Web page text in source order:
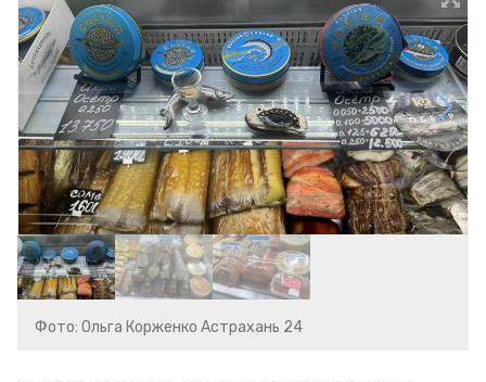
Фото: Ольга Корженко Астрахань 24